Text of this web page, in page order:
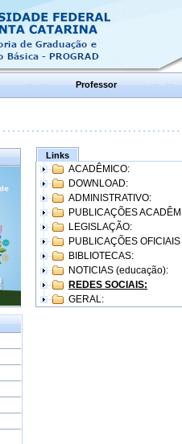
Professor
Links
ACADÊMICO:
DOWNLOAD:
ADMINISTRATIVO:
PUBLICAÇÕES
LEGISLAÇÃO:
PUBLICAÇÕES
BIBLIOTECAS:
NOTICIAS (educação):
REDES SOCIAIS:
GERAL: